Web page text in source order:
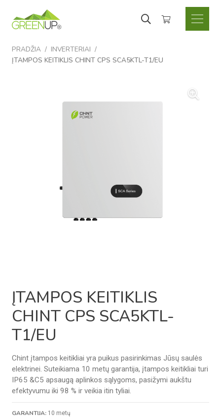
PRADŽIA / INVERTERIAI /
ĮTAMPOS KEITIKLIS CHINT CPS SCA5KTL-T1/EU
ĮTAMPOS KEITIKLIS
CHINT CPS SCA5KTL-
T1/EU
Chint įtampos keitikliai yra puikus pasirinkimas Jūsų saulės
elektrinei. Suteikiama 10 metų garantija, įtampos keitikliai turi
IP65 &C5 apsaugą aplinkos sąlygoms, pasižymi aukštu
efektyvumu iki 98 % ir veikia itin tyliai.
GARANTIJA: 10 metų